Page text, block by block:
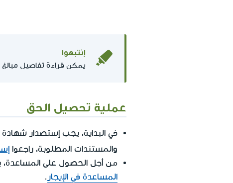
إنتبهوا
يمكن قراءة تفاصيل
عملية تحصيل الحق
في البداية، يجب إستصدار
والمستندات المطلوبة، راجعوا
من أجل الحصول على
المساعدة في الإيجار .